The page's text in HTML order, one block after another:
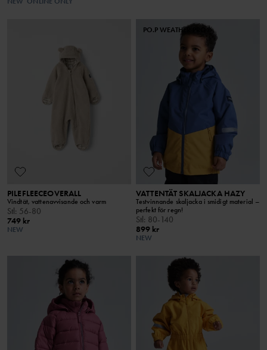
PILEFLEECEOVERALL
Vindtät, vattenavvisande och varm
Stl: 56-80
749 kr
NEW
PO.P WEATHER PRO®
VATTENTÄT SKALJACKA HAZY
Testvinnande skaljacka i smidigt material –
perfekt för regn!
Stl: 80-140
899 kr
NEW